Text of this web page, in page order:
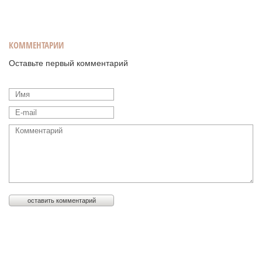
КОММЕНТАРИИ
Оставьте первый комментарий